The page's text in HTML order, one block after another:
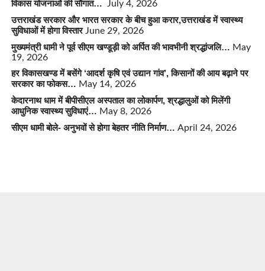
विकास योजनाओं की सौगात…
July 4, 2026
उत्तराखंड सरकार और भारत सरकार के बीच हुआ करार,उत्तराखंड में स्वास्थ्य
सुविधाओं में होगा विस्तार June 29, 2026
मुख्यमंत्री धामी ने पूर्व सीएम खण्डूड़ी को अर्पित की भावभीनी श्रद्धांजलि… May
19, 2026
हर विकासखण्ड में बसेंगे ‘आदर्श कृषि एवं उद्यान गांव’, किसानों की आय बढ़ाने पर
सरकार का फोकस… May 14, 2026
केदारनाथ धाम में बीपीसीएल अस्पताल का लोकार्पण, श्रद्धालुओं को मिलेंगी
आधुनिक स्वास्थ्य सुविधाएं… May 8, 2026
सीएम धामी बोले- अनुभवों से होगा बेहतर नीति निर्माण… April 24, 2026